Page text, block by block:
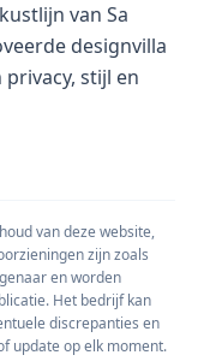
van Sa
designvilla
stijl en
op een royaal
van
van Cala
Ibiza-
van deze website,
zijn zoals
en worden
Het bedrijf kan
discrepanties en
update op elk moment.